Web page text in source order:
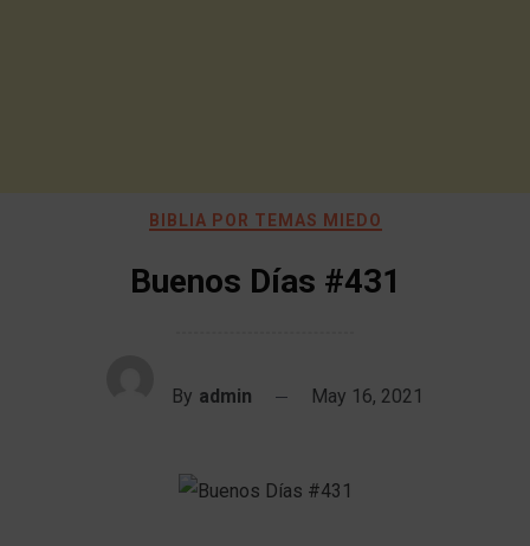
BIBLIA POR TEMAS MIEDO
Buenos Días #431
By admin May 16, 2021